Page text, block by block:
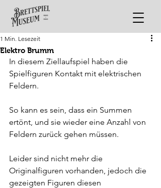
Elektro Brumm
1 Min. Lesezeit
In diesem Ziellaufspiel haben die
Spielfiguren Kontakt mit elektrischen
Feldern.
So kann es sein, dass ein Summen
ertönt, und sie wieder eine Anzahl von
Feldern zurück gehen müssen.
Leider sind nicht mehr die
Originalfiguren vorhanden, jedoch die
gezeigten Figuren diesen